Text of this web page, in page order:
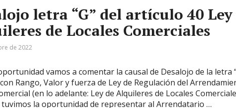
letra “G” del artículo 40 Ley
de Locales Comerciales
de 2022
vamos a comentar la causal de Desalojo de la letra
Rango, Valor y fuerza de Ley de Regulación del
(en lo adelante: Ley de Alquileres de Locales
la oportunidad de representar al Arrendatario …